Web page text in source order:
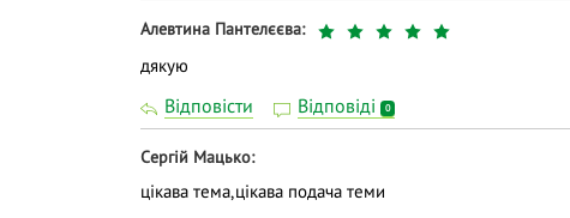
Алевтина Пантелєєва
дякую
Відповісти Відповіді 0
Сергій Мацько
цікава тема,цікава подача теми